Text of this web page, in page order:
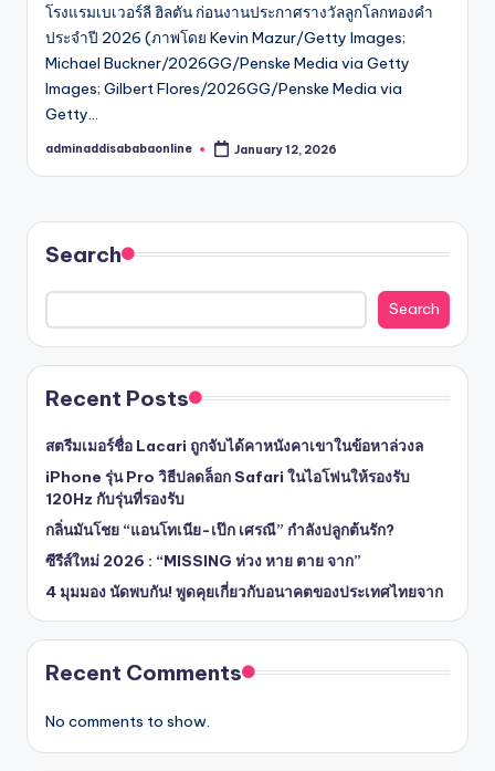
โรงแรมเบเวอร์ลี ฮิลตัน ก่อนงานประกาศรางวัลลูกโลกทองคำ
ประจำปี 2026 (ภาพโดย Kevin Mazur/Getty Images;
Michael Buckner/2026GG/Penske Media via Getty
Images; Gilbert Flores/2026GG/Penske Media via
Getty…
Posted
adminaddisababaonline January 12, 2026
Search
Search
Recent Posts
สตรีมเมอร์ชื่อ Lacari ถูกจับได้คาหนังคาเขาในข้อหาล่วงล
iPhone รุ่น Pro วิธีปลดล็อก Safari ในไอโฟนให้รองรับ
120Hz กับรุ่นที่รองรับ
กลิ่นมันโชย “แอนโทเนีย-เป๊ก เศรณี” กำลังปลูกต้นรัก?
ซีรีส์ใหม่ 2026 : “MISSING ห่วง หาย ตาย จาก”
4 มุมมอง นัดพบกัน! พูดคุยเกี่ยวกับอนาคตของประเทศไทยจาก
Recent Comments
No comments to show.